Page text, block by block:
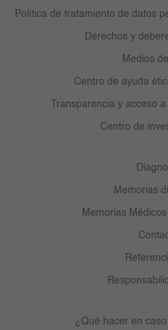
Política de tratamiento de datos
Derechos y
Medios
Centro de ayuda
Transparencia y acceso
Centro de
Memorias
Memorias
¿Qué hacer en